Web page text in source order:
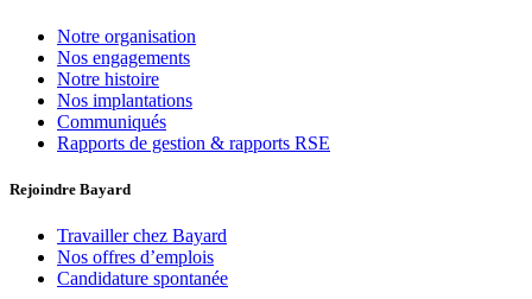
Notre organisation
Nos engagements
Notre histoire
Nos implantations
Communiqués
Rapports de gestion & rapports RSE
Rejoindre Bayard
Travailler chez Bayard
Nos offres d’emplois
Candidature spontanée